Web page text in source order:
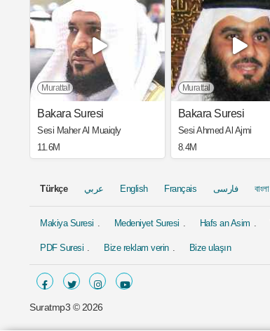
Murattal
Bakara Suresi
Sesi Maher Al Muaiqly
11.6M
Murattal
Bakara Suresi
Sesi Ahmed Al Ajmi
8.4M
Türkçe عربي English Français فارسی বাংলা
Makiya Suresi Medeniyet Suresi Hafs an Asim
PDF Suresi Bize reklam verin Bize ulaşın
Suratmp3 © 2026